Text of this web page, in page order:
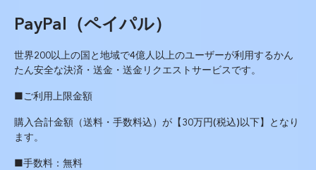
PayPal （ペイパル）
世界200以上の国と地域で4億人以上のユーザーが利用するかん
たん安全な決済・送金・送金リクエストサービスです。
■ご利用上限金額
購入合計金額（送料・手数料込）が【30万円(税込)以下】となり
ます。
■手数料：無料